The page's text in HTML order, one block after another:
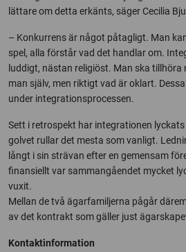
lättare om detta erkänts, säger Cecilia
– Konkurrens är något påtagligt. Man
spel, alla förstår vad det handlar om.
luddigt, nästan religiöst. Man ska
man själv, men riktigt vad är oklart.
under integrationsprocessen.
Sett i retrospekt har integrationen
golvet rullar det mesta som vanligt.
långt i sin strävan efter en gemensam
finansiellt var sammangåendet mycket
vuxit.
Mellan de två ägarfamiljerna pågår
av det kontrakt som gäller just
Kontaktinformation